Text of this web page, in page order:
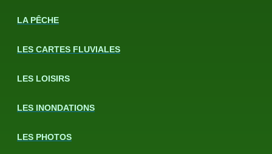
LA PÊCHE
LES CARTES FLUVIALES
LES LOISIRS
LES INONDATIONS
LES PHOTOS